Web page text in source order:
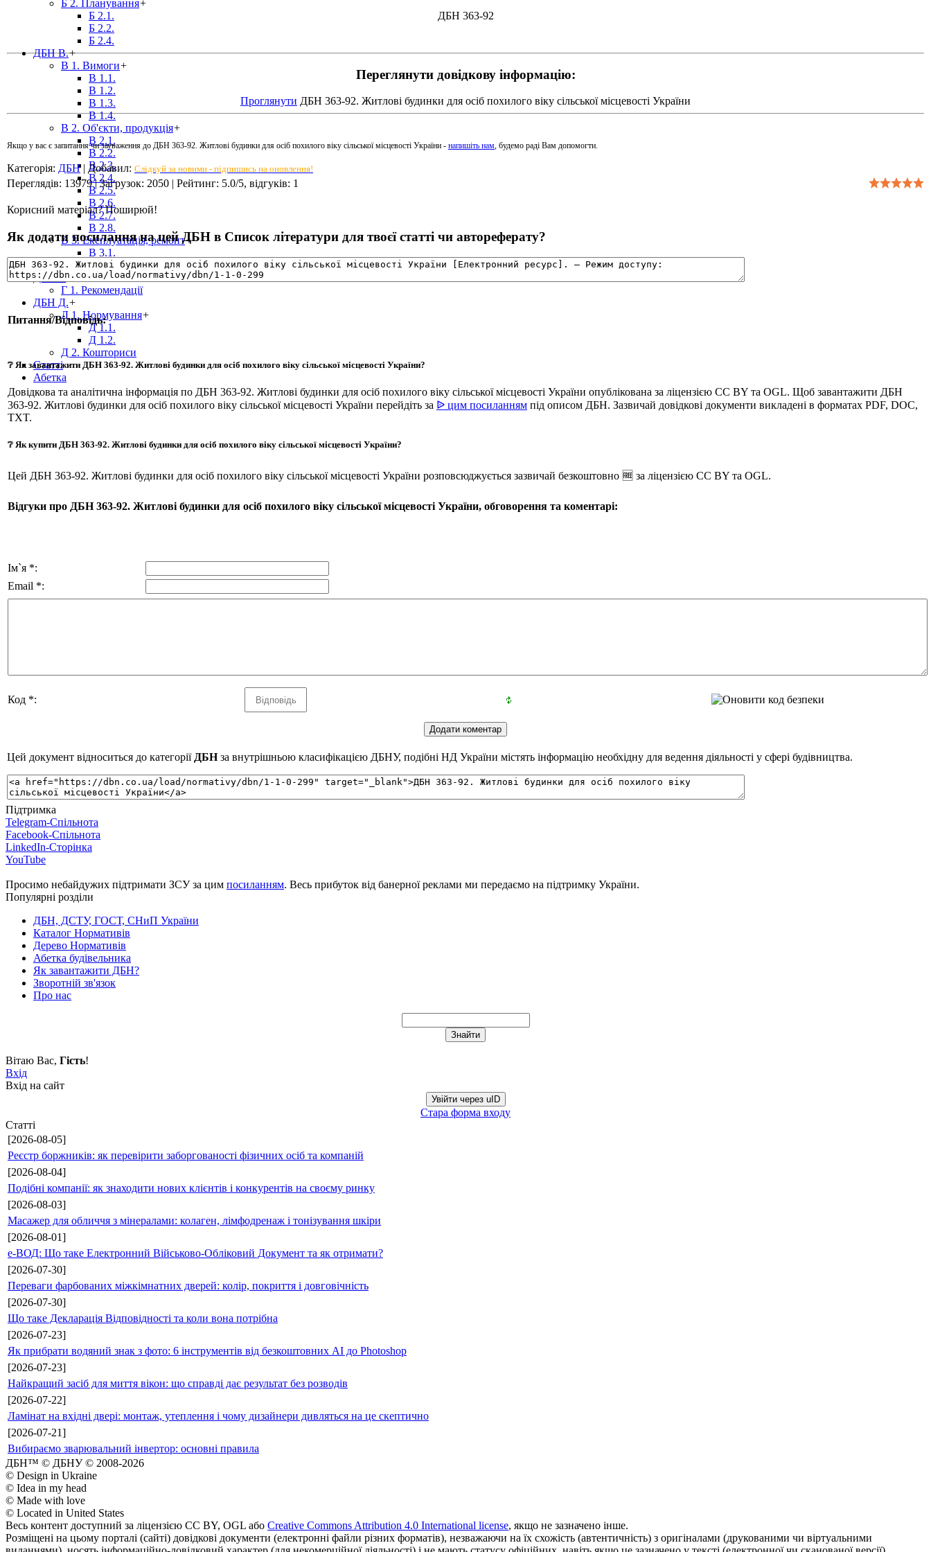
Б 2. Планування+
Б 2.1.
Б 2.2.
Б 2.4.
ДБН В.+
В 1. Вимоги+
В 1.1.
В 1.2.
В 1.3.
В 1.4.
В 2. Об'єкти, продукція+
В 2.1.
В 2.2.
В 2.3.
В 2.4.
В 2.5.
В 2.6.
В 2.7.
В 2.8.
В 3. Експлуатація, ремонт+
В 3.1.
В 3.2.
ДБН Г.+
Г 1. Рекомендації
ДБН Д.+
Д 1. Нормування+
Д 1.1.
Д 1.2.
Д 2. Кошториси
Статті
Абетка
ДБН 363-92
Переглянути довідкову інформацію:
Проглянути ДБН 363-92. Житлові будинки для осіб похилого віку сільської місцевості України
Якщо у вас є запитання чи зауваження до ДБН 363-92. Житлові будинки для осіб похилого віку сільської місцевості України - напишіть нам, будемо раді Вам допомогти.
Категорія: ДБН| Добавил: Слідкуй за новими - підпишись на оновлення!
Переглядів: 13979|Загрузок: 2050 | Рейтинг: 5.0/5, відгуків: 1
Корисний матеріал? Поширюй!
Як додати посилання на цей ДБН в Список літератури для твоєї статті чи автореферату?
Питання/Відповідь:
❔ Як завантажити ДБН 363-92. Житлові будинки для осіб похилого віку сільської місцевості України?
Довідкова та аналітична інформація по ДБН 363-92. Житлові будинки для осіб похилого віку сільської місцевості України опублікована за ліцензією CC BY та OGL. Щоб завантажити ДБН
363-92. Житлові будинки для осіб похилого віку сільської місцевості України перейдіть за ᐉ цим посиланням під описом ДБН. Зазвичай довідкові документи викладені в форматах PDF, DOC,
TXT.
❔ Як купити ДБН 363-92. Житлові будинки для осіб похилого віку сільської місцевості України?
Цей ДБН 363-92. Житлові будинки для осіб похилого віку сільської місцевості України розповсюджується зазвичай безкоштовно 🆓 за ліцензією CC BY та OGL.
Відгуки про ДБН 363-92. Житлові будинки для осіб похилого віку сільської місцевості України, обговорення та коментарі:
Ім`я *:
Email *:
Код *:
Цей документ відноситься до категорії ДБНза внутрішньою класифікацією ДБНУ, подібні НД України містять інформацію необхідну для ведення діяльності у сфері будівництва.
Підтримка
Telegram-Спільнота
Facebook-Спільнота
LinkedIn-Сторінка
YouTube
Просимо небайдужих підтримати ЗСУ за цим посиланням. Весь прибуток від банерної реклами ми передаємо на підтримку України.
Популярні розділи
ДБН, ДСТУ, ГОСТ, СНиП України
Каталог Нормативів
Дерево Нормативів
Абетка будівельника
Як завантажити ДБН?
Зворотній зв'язок
Про нас
Вітаю Вас, Гість!
Вхід
Вхід на сайт
Увійти через uID
Стара форма входу
Статті
[2026-08-05]
Реєстр боржників: як перевірити заборгованості фізичних осіб та компаній
[2026-08-04]
Подібні компанії: як знаходити нових клієнтів і конкурентів на своєму ринку
[2026-08-03]
Масажер для обличчя з мінералами: колаген, лімфодренаж і тонізування шкіри
[2026-08-01]
е-ВОД: Що таке Електронний Військово-Обліковий Документ та як отримати?
[2026-07-30]
Переваги фарбованих міжкімнатних дверей: колір, покриття і довговічність
[2026-07-30]
Що таке Декларація Відповідності та коли вона потрібна
[2026-07-23]
Як прибрати водяний знак з фото: 6 інструментів від безкоштовних AI до Photoshop
[2026-07-23]
Найкращий засіб для миття вікон: що справді дає результат без розводів
[2026-07-22]
Ламінат на вхідні двері: монтаж, утеплення і чому дизайнери дивляться на це скептично
[2026-07-21]
Вибираємо зварювальний інвертор: основні правила
ДБН™ © ДБНУ © 2008-2026
© Design in Ukraine
© Idea in my head
© Made with love
© Located in United States
Весь контент доступний за ліцензією CC BY, OGL або Creative Commons Attribution 4.0 International license, якщо не зазначено інше.
Розміщені на цьому порталі (сайті) довідкові документи (електронні файли різних форматів), незважаючи на їх схожість (автентичність) з оригіналами (друкованими чи віртуальними